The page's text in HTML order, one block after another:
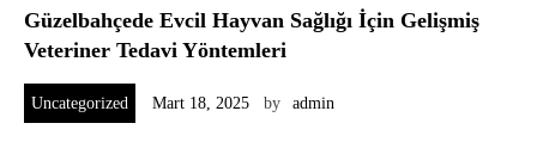
Güzelbahçede Evcil Hayvan Sağlığı İçin Gelişmiş
Veteriner Tedavi Yöntemleri
Uncategorized Mart 18, 2025 by admin